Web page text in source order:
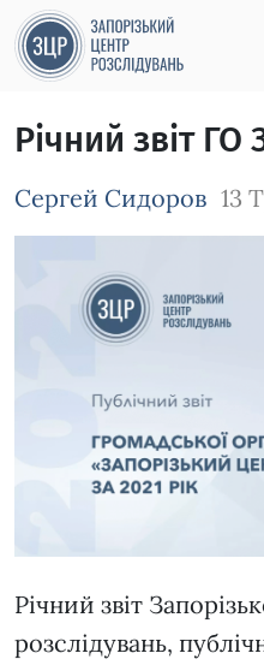
Річний звіт ГО
Сергей Сидоров 13
Річний звіт
розслідувань,